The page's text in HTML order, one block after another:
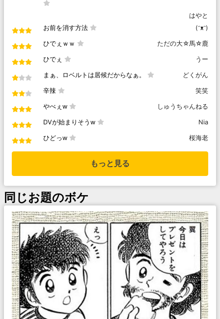
はやと
お前を消す方法
(ᵔᴥᵔ)
ひでぇｗｗ ただの大☆馬☆鹿
ひでぇ うー
まぁ、ロベルトは居候だからなぁ。 どくがん
辛辣 笑笑
やべぇw しゅうちゃんねる
DVが始まりそうw Nia
ひどっw 桜海老
もっと見る
同じお題のボケ